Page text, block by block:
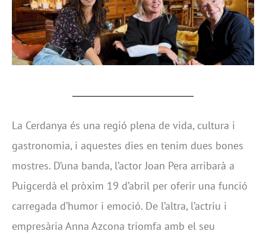
La Cerdanya és una regió plena de vida, cultura i
gastronomia, i aquestes dies en tenim dues bones
mostres. D’una banda, l’actor Joan Pera arribarà a
Puigcerdà el pròxim 19 d’abril per oferir una funció
carregada d’humor i emoció. De l’altra, l’actriu i
empresària Anna Azcona triomfa amb el seu